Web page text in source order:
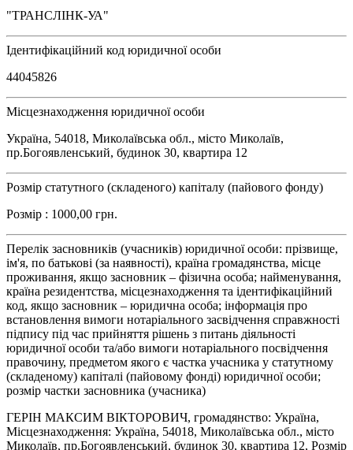
"ТРАНСЛІНК-УА"
Ідентифікаційний код юридичної особи
44045826
Місцезнаходження юридичної особи
Україна, 54018, Миколаївська обл., місто Миколаїв,
пр.Богоявленський, будинок 30, квартира 12
Розмір статутного (складеного) капіталу (пайового фонду)
Розмір : 1000,00 грн.
Перелік засновників (учасників) юридичної особи: прізвище,
ім'я, по батькові (за наявності), країна громадянства, місце
проживання, якщо засновник – фізична особа; найменування,
країна резидентства, місцезнаходження та ідентифікаційний
код, якщо засновник – юридична особа; інформація про
встановлення вимоги нотаріального засвідчення справжності
підпису під час прийняття рішень з питань діяльності
юридичної особи та/або вимоги нотаріального посвідчення
правочину, предметом якого є частка учасника у статутному
(складеному) капіталі (пайовому фонді) юридичної особи;
розмір частки засновника (учасника)
ГЕРІН МАКСИМ ВІКТОРОВИЧ, громадянство: Україна,
Місцезнаходження: Україна, 54018, Миколаївська обл., місто
Миколаїв, пр.Богоявленський, будинок 30, квартира 12, Розмір